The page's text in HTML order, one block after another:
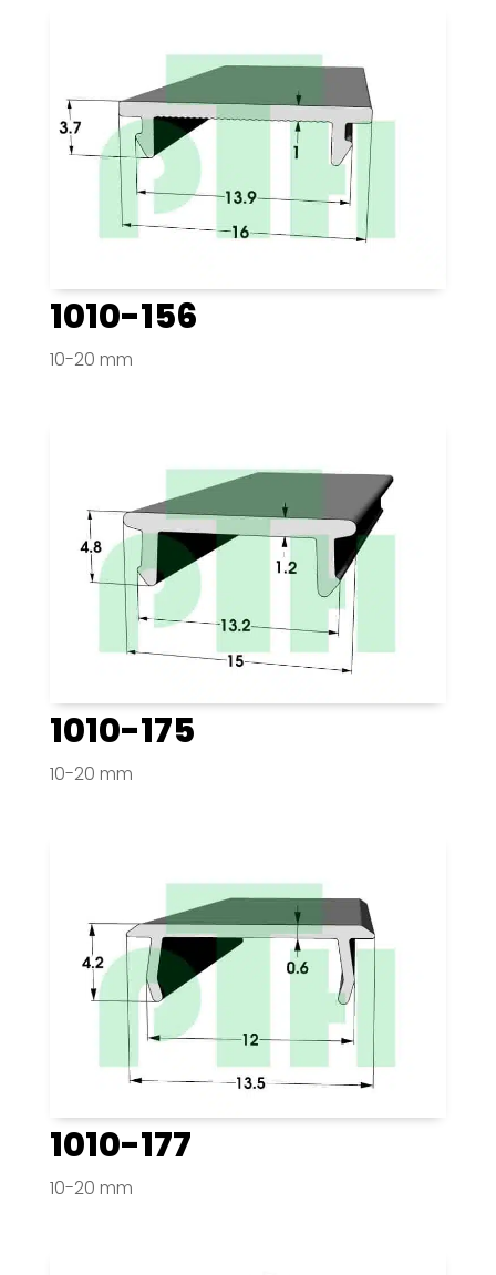
1010-156
10-20 mm
1010-175
10-20 mm
1010-177
10-20 mm